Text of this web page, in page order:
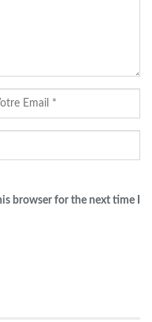
browser for the next time I